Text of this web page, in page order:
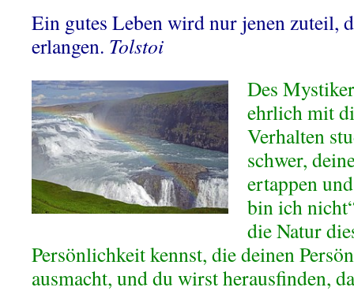
Ein gutes Leben wird nur jenen zuteil,
erlangen. Tolstoi
Des
ehrlich mit
Verhalten
schwer,
ertappen
bin ich
die Natur
Persönlichkeit kennst, die deinen
ausmacht, und du wirst herausfinden,